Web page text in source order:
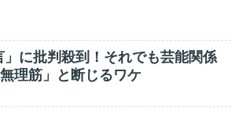
に批判殺到！それでも芸能関係
理筋」と断じるワケ